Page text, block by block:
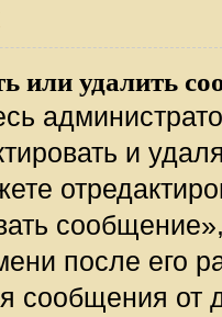
или удалить
и
после его
сообщения от